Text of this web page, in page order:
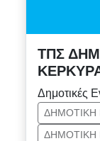
ΤΠΣ
Δημοτικές
ΔΗΜΟΤΙΚΗ
ΔΗΜΟΤΙΚΗ